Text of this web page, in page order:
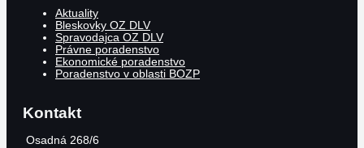
Aktuality
Bleskovky OZ DLV
Spravodajca OZ DLV
Právne poradenstvo
Ekonomické poradenstvo
Poradenstvo v oblasti BOZP
Kontakt
Osadná 268/6